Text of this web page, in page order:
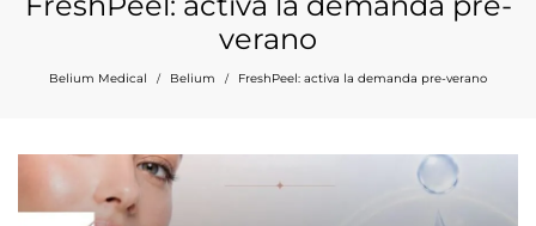
verano
Belium Medical / Belium / FreshPeel: activa la demanda pre-verano